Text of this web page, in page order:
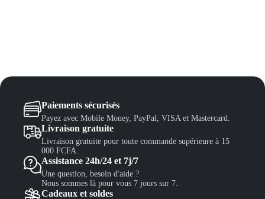
Paiements sécurisés
Payez avec Mobile Money, PayPal, VISA et Mastercard.
Livraison gratuite
Livraison gratuite pour toute commande supérieure à 15
000 FCFA.
Assistance 24h/24 et 7j/7
Une question, besoin d'aide ?
Nous sommes là pour vous 7 jours sur 7.
Cadeaux et soldes